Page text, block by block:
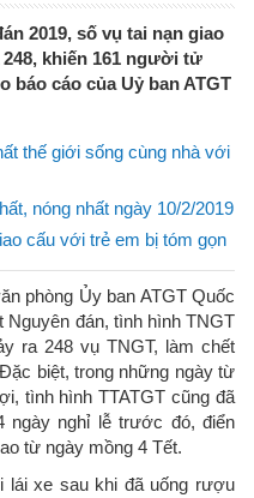
2019, số vụ tai nạn giao
khiến 161 người tử
cáo của Uỷ ban ATGT
thế giới sống cùng nhà với
nóng nhất ngày 10/2/2019
cấu với trẻ em bị tóm gọn
phòng Ủy ban ATGT Quốc
Nguyên đán, tình hình TNGT
ra 248 vụ TNGT, làm chết
biệt, trong những ngày từ
tình hình TTATGT cũng đã
ngày nghỉ lễ trước đó, điển
từ ngày mồng 4 Tết.
lái xe sau khi đã uống rượu